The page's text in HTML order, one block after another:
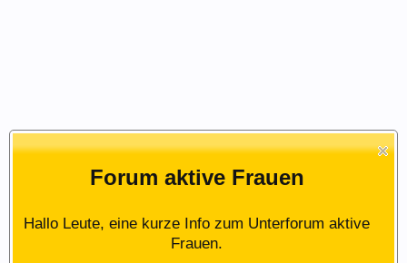
Forum aktive Frauen
Hallo Leute, eine kurze Info zum Unterforum aktive
Frauen.